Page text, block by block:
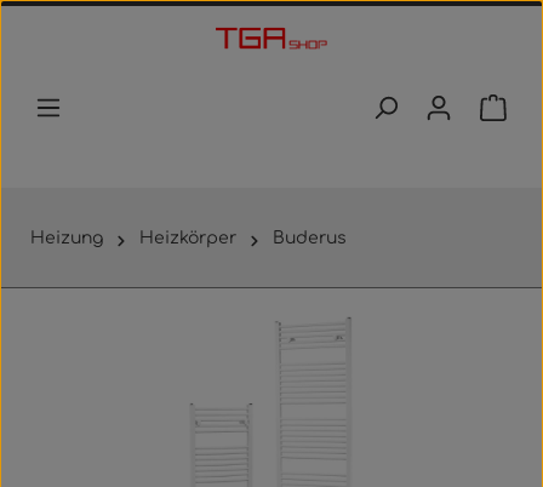
Zum Hauptinhalt springen
Heizung Heizkörper Buderus